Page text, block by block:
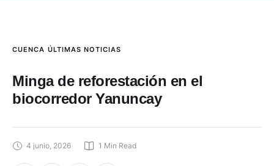
CUENCA ÚLTIMAS NOTICIAS
Minga de reforestación en el
biocorredor Yanuncay
4 junio, 2026 1 Min Read